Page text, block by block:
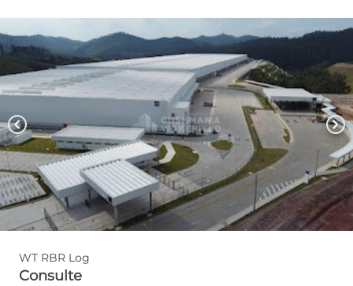
chevron_left chevron_right
WT RBR Log
Consulte